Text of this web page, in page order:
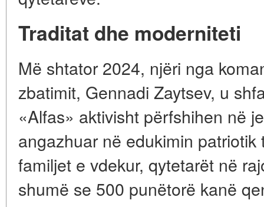
Traditat dhe moderniteti
Më shtator 2024, njëri nga
zbatimit, Gennadi Zaytsev, u
«Alfas» aktivisht përfshihen në
angazhuar në edukimin
familjet e vdekur, qytetarët në
shumë se 500 punëtorë kanë